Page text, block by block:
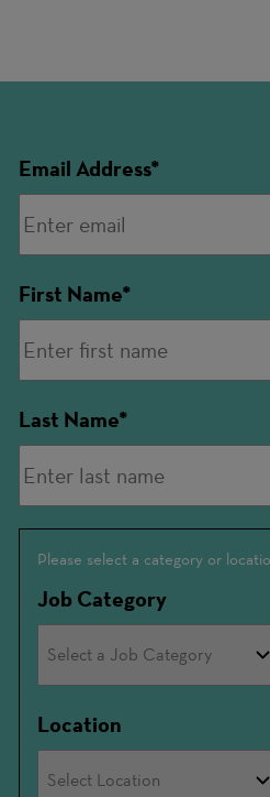
Email Address
First Name
Last Name
Interested
In
Please select a category or
Job Category
Location